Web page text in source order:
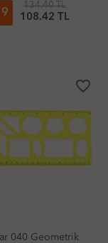
134.40 TL
108.42 TL
favorite_border
040 Geometrik